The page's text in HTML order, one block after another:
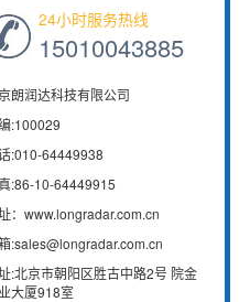
24小时服务热线
15010043885
朗润达科技有限公司
:100029
:010-64449938
:86-10-64449915
：www.longradar.com.cn
:sales@longradar.com.cn
:北京市朝阳区胜古中路2号 院金
大厦918室